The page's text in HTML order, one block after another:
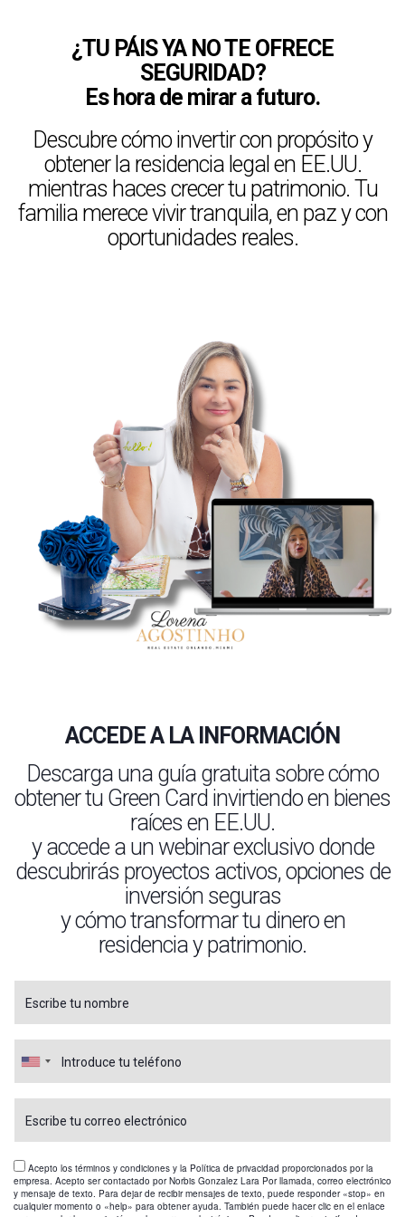
¿TU PÁIS YA NO TE OFRECE
SEGURIDAD?
Es hora de mirar a futuro.
Descubre cómo invertir con propósito y
obtener la residencia legal en EE.UU.
mientras haces crecer tu patrimonio. Tu
familia merece vivir tranquila, en paz y con
oportunidades reales.
ACCEDE A LA INFORMACIÓN
Descarga una guía gratuita sobre cómo
obtener tu Green Card invirtiendo en bienes
raíces en EE.UU.
y accede a un webinar exclusivo donde
descubrirás proyectos activos, opciones de
inversión seguras
y cómo transformar tu dinero en
residencia y patrimonio.
Acepto los términos y condiciones y la Política de privacidad proporcionados por la
empresa. Acepto ser contactado por Norbis Gonzalez Lara Por llamada, correo electrónico
y mensaje de texto. Para dejar de recibir mensajes de texto, puede responder «stop» en
cualquier momento o «help» para obtener ayuda. También puede hacer clic en el enlace